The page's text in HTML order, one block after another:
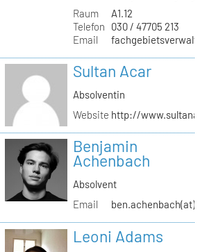
Raum
A1.12
Telefon
030 / 47705 213
Email
Sultan Acar
Absolventin
Website http://
Benjamin
Achenbach
Absolvent
Email
Leoni Adams